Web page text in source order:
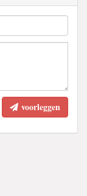
voorleggen